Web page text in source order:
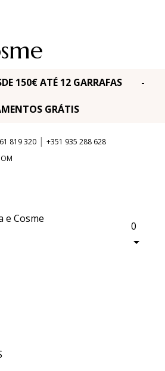
150€ ATÉ 12 GARRAFAS -
GRÁTIS
819 320 | +351 935 288 628
0